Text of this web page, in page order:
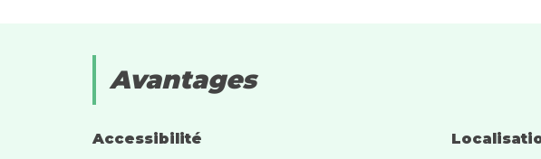
Avantages
Accessibilité